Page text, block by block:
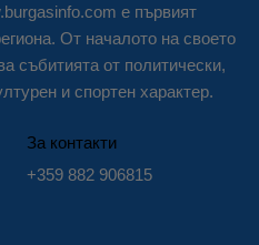
е първият
От началото на своето
събитията от политически,
и спортен характер.
За контакти
+359 882 906815